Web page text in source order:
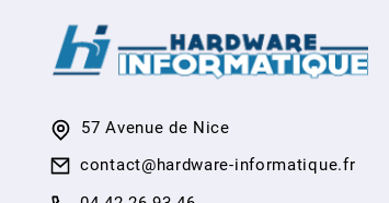
57 Avenue de Nice
contact@hardware-informatique.fr